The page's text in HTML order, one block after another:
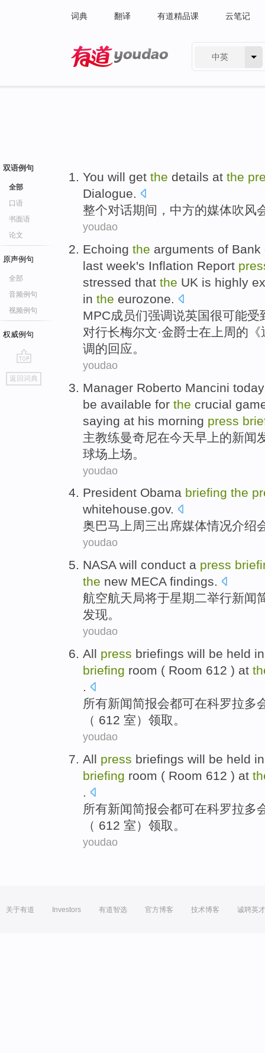
词典 翻译 有道精品课 云笔记
中英
双语例句
全部
口语
书面语
论文
原声例句
全部
音频例句
视频例句
权威例句
go
top
返回词典
You will get the details at the
Dialogue.
整个对话期间，中方的媒体吹风
youdao
Echoing the arguments of
last week's Inflation Report
stressed that the UK is highly
in the eurozone.
MPC成员们强调说英国很可能受
对行长梅尔文·金爵士在 上周的《
调的回应。
youdao
Manager Roberto Mancini today
be available for the crucial
saying at his morning press
主教练曼奇尼在今天早上的新闻
球场 上场 。
youdao
President Obama briefing the
whitehouse.gov.
奥巴马 上周三出席媒体情况介绍
youdao
NASA will conduct a press
the new MECA findings.
航空航天局将于星期二举行新闻
发现。
youdao
All press briefings will be held in
briefing room ( Room 612 ) at
.
所有新闻简报会都可在科罗拉多
（ 612 室）领取。
youdao
All press briefings will be held in
briefing room ( Room 612 ) at
.
所有新闻简报会都可在科罗拉多
（ 612 室）领取。
youdao
关于有道 Investors 有道智选 官方博客 技术博客 诚聘英才